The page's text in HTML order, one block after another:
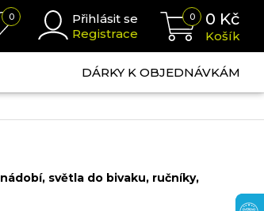
0
Přihlásit se
Registrace
0 0 Kč
Košík
DÁRKY K OBJEDNÁVKÁM
nádobí, světla do bivaku, ručníky,